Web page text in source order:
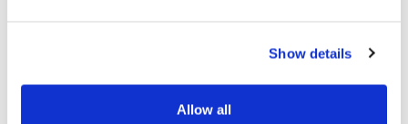
Show details
Allow all